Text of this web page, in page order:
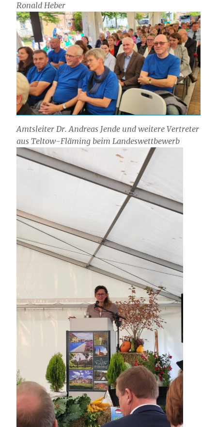
Ronald Heber
Amtsleiter Dr. Andreas Jende und weitere Vertreter
aus Teltow-Fläming beim Landeswettbewerb